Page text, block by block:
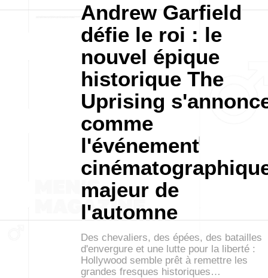
Andrew Garfield
défie le roi : le
nouvel épique
historique The
Uprising
comme
l'événement
majeur de
l'automne
Des chevaliers, des épées, des batailles
d'envergure et une lutte pour la liberté :
Hollywood semble prêt à remettre les
grandes fresques historiques…